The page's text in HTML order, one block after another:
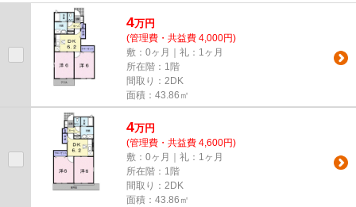
荷物を配達してもらえて便利で...
4万円
(管理費・共益費 4,000円)
敷：0ヶ月｜礼：1ヶ月
所在階：1階
間取り：2DK
面積：43.86㎡
4万円
(管理費・共益費 4,600円)
敷：0ヶ月｜礼：1ヶ月
所在階：1階
間取り：2DK
面積：43.86㎡